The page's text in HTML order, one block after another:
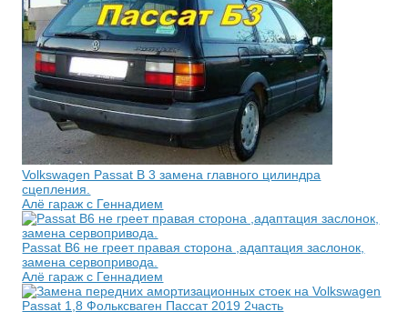
Volkswagen Рassat В 3 замена главного цилиндра
сцепления.
Алё гараж с Геннадием
Passat B6 не греет правая сторона ,адаптация заслонок,
замена сервопривода.
Алё гараж с Геннадием